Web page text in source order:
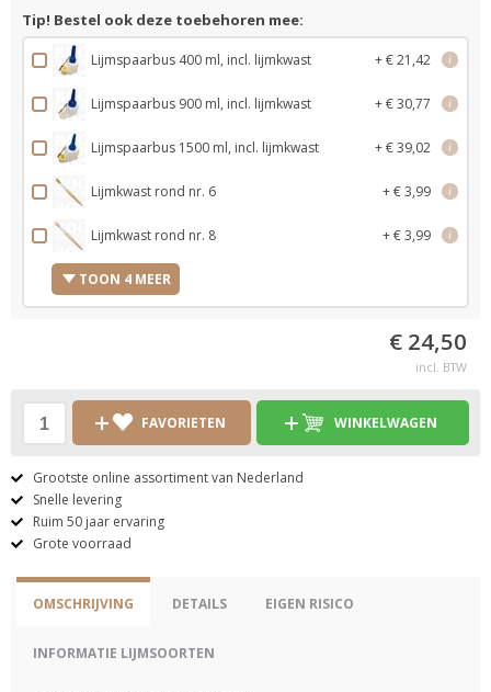
Tip! Bestel ook deze toebehoren mee:
Lijmspaarbus 400 ml, incl. lijmkwast + € 21,42 i
Lijmspaarbus 900 ml, incl. lijmkwast + € 30,77 i
Lijmspaarbus 1500 ml, incl. lijmkwast + € 39,02 i
Lijmkwast rond nr. 6 + € 3,99 i
Lijmkwast rond nr. 8 + € 3,99 i
TOON 4 MEER
€ 24,50
incl. BTW
FAVORIETEN WINKELWAGEN
Grootste online assortiment van Nederland
Snelle levering
Ruim 50 jaar ervaring
Grote voorraad
OMSCHRIJVING DETAILS EIGEN RISICO
INFORMATIE LIJMSOORTEN